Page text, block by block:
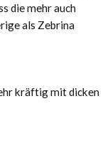
die mehr auch
als Zebrina
kräftig mit dicken